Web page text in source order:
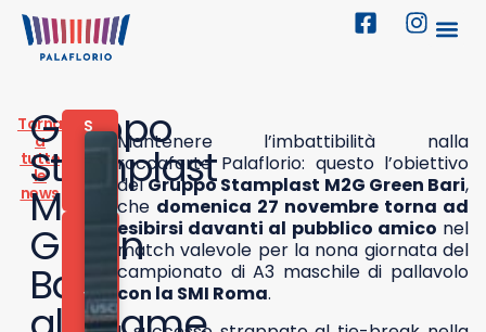
Torna
a
tutte
le
news
Gruppo
Stamplast
M2g
Green
Bari
S
P
V
E
Mantenere l’imbattibilità nalla
roccaforte Palaflorio: questo l’obiettivo
delGruppo Stamplast M2G Green Bari,
che domenica 27 novembre torna ad
esibirsi davanti al pubblico amico nel
match valevole per la nona giornata del
campionato di A3 maschile di pallavolo
con la SMI Roma.